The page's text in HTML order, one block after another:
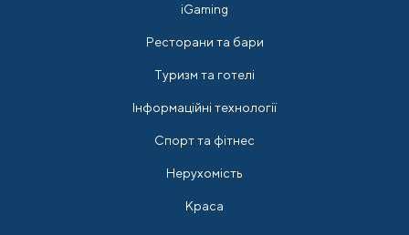
iGaming
Ресторани та бари
Туризм та готелі
Інформаційні технології
Спорт та фітнес
Нерухомість
Краса